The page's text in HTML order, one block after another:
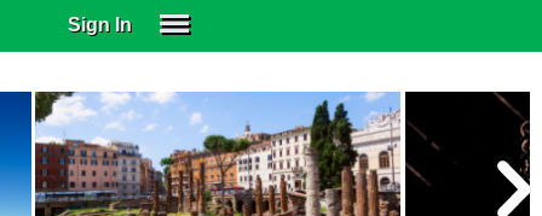
Sign In
SUBSCRIBE
EDUCATIONAL LICENSES
GIFT CARDS